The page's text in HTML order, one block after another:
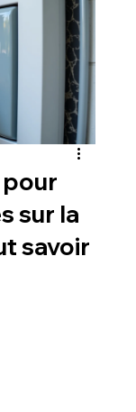
sur la
savoir